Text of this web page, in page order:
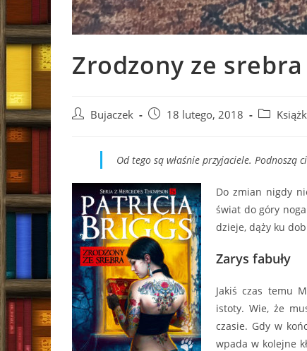
Zrodzony ze
Post Bujaczek
Post 18 lutego, 2018
Post
Od tego są właśnie przyjaciele.
Do zmian nigdy
świat do góry
dzieje, dąży ku
Zarys fabuły
Jakiś czas temu
istoty. Wie, że
czasie. Gdy w
wpada w kolejne